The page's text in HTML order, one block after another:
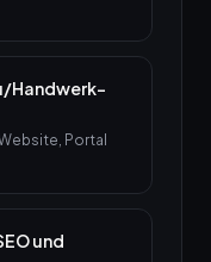
Handwerk-
Portal
und